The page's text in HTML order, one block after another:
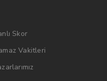
Skor
Vakitleri